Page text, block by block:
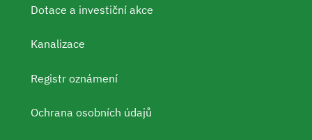
Dotace a investiční akce
Kanalizace
Registr oznámení
Ochrana osobních údajů